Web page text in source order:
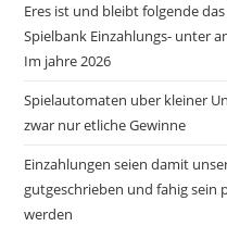
Eres ist und bleibt folgende
Spielbank Einzahlungs- unter
Im jahre 2026
Spielautomaten uber kleiner
zwar nur etliche Gewinne
Einzahlungen seien damit
gutgeschrieben und fahig sein
werden